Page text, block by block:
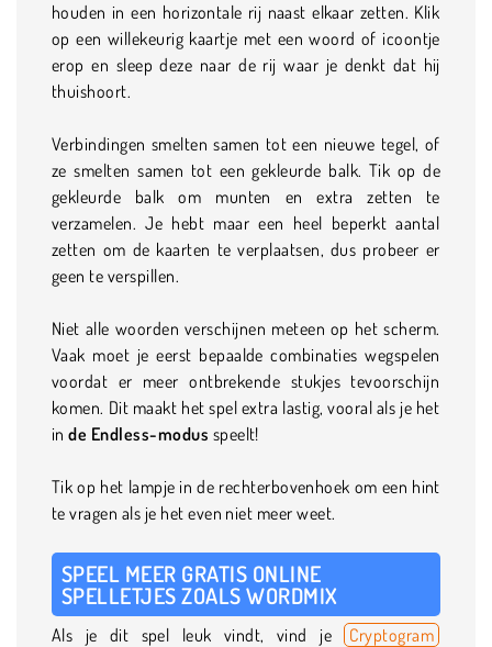
houden in een horizontale rij naast elkaar zetten. Klik
op een willekeurig kaartje met een woord of icoontje
erop en sleep deze naar de rij waar je denkt dat hij
thuishoort.
Verbindingen smelten samen tot een nieuwe tegel, of
ze smelten samen tot een gekleurde balk. Tik op de
gekleurde balk om munten en extra zetten te
verzamelen. Je hebt maar een heel beperkt aantal
zetten om de kaarten te verplaatsen, dus probeer er
geen te verspillen.
Niet alle woorden verschijnen meteen op het scherm.
Vaak moet je eerst bepaalde combinaties wegspelen
voordat er meer ontbrekende stukjes tevoorschijn
komen. Dit maakt het spel extra lastig, vooral als je het
inde Endless-modus speelt!
Tik op het lampje in de rechterbovenhoek om een hint
te vragen als je het even niet meer weet.
SPEEL MEER GRATIS ONLINE
SPELLETJES ZOALS WORDMIX
Als je dit spel leuk vindt, vind je Cryptogram